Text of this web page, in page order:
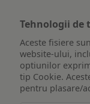
Tehnologii de
Aceste fisiere
website-ului,
optiunilor
tip Cookie.
pentru plasare/